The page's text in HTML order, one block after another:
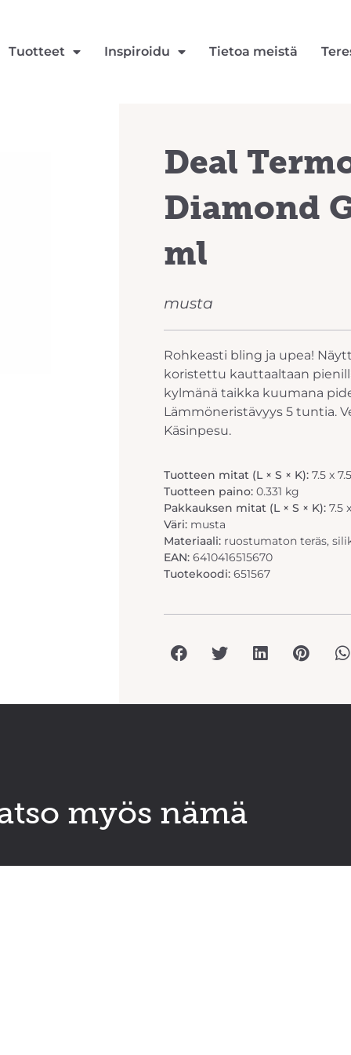
Tuotteet Inspiroidu Tietoa meistä
Deal
Diamond
ml
musta
Rohkeasti bling ja upea!
koristettu kauttaaltaan
kylmänä taikka kuumana
Lämmöneristävyys 5 tuntia.
Käsinpesu.
Tuotteen mitat (L × S × K): 7.5 x
Tuotteen paino: 0.331 kg
Pakkauksen mitat (L × S × K): 7.5
Väri: musta
Materiaali: ruostumaton teräs,
EAN: 6410416515670
Tuotekoodi: 651567
myös nämä